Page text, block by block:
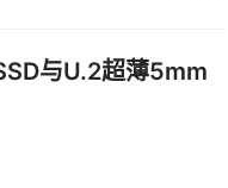
与U.2超薄5mm